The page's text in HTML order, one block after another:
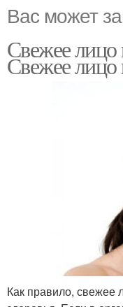
Вас может
Свежее лицо
Свежее
Как правило, свежее